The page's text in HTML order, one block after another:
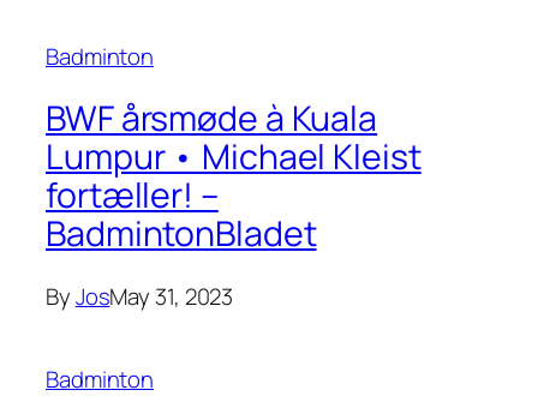
Badminton
BWF årsmøde à Kuala
Lumpur • Michael Kleist
fortæller! –
BadmintonBladet
ByJosMay 31, 2023
Badminton